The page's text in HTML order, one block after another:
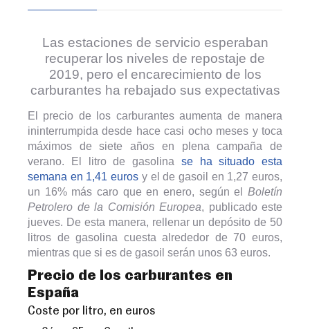
Las estaciones de servicio esperaban
recuperar los niveles de repostaje de
2019, pero el encarecimiento de los
carburantes ha rebajado sus expectativas
El precio de los carburantes aumenta de manera
ininterrumpida desde hace casi ocho meses y toca
máximos de siete años en plena campaña de
verano. El litro de gasolina se ha situado esta
semana en 1,41 euros y el de gasoil en 1,27 euros,
un 16% más caro que en enero, según el Boletín
Petrolero de la Comisión Europea, publicado este
jueves. De esta manera, rellenar un depósito de 50
litros de gasolina cuesta alrededor de 70 euros,
mientras que si es de gasoil serán unos 63 euros.